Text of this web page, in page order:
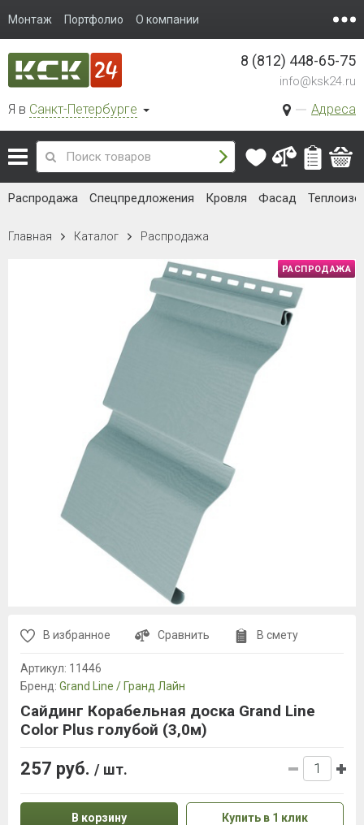
Монтаж Портфолио О компании
Я в Санкт-Петербурге Адреса
8 (812) 448-65-75
info@ksk24.ru
Распродажа Спецпредложения Кровля Фасад
Главная Каталог Распродажа
РАСПРОДАЖА
В избранное Сравнить В смету
Артикул: 11446
Бренд: Grand Line / Гранд Лайн
Сайдинг Корабельная доска Grand Line
Color Plus голубой (3,0м)
257 руб. / шт.
В корзину Купить в 1 клик